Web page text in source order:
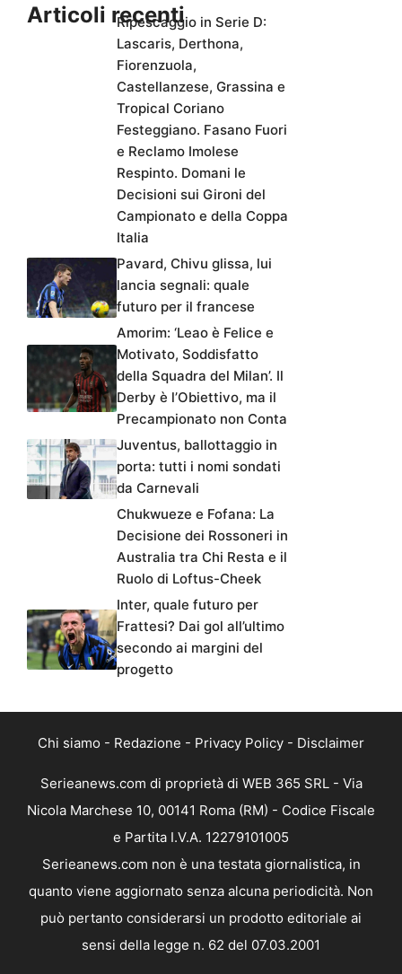
Articoli recentiRipescaggio in Serie D:
Lascaris, Derthona,
Fiorenzuola,
Castellanzese, Grassina e
Tropical Coriano
Festeggiano. Fasano Fuori
e Reclamo Imolese
Respinto. Domani le
Decisioni sui Gironi del
Campionato e della Coppa
Italia
Pavard, Chivu glissa, lui
lancia segnali: quale
futuro per il francese
Amorim: ‘Leao è Felice e
Motivato, Soddisfatto
della Squadra del Milan’. Il
Derby è l’Obiettivo, ma il
Precampionato non Conta
Juventus, ballottaggio in
porta: tutti i nomi sondati
da Carnevali
Chukwueze e Fofana: La
Decisione dei Rossoneri in
Australia tra Chi Resta e il
Ruolo di Loftus-Cheek
Inter, quale futuro per
Frattesi? Dai gol all’ultimo
secondo ai margini del
progetto
Chi siamo - Redazione - Privacy Policy - Disclaimer
Serieanews.com di proprietà di WEB 365 SRL - Via
Nicola Marchese 10, 00141 Roma (RM) - Codice Fiscale
e Partita I.V.A. 12279101005
Serieanews.com non è una testata giornalistica, in
quanto viene aggiornato senza alcuna periodicità. Non
può pertanto considerarsi un prodotto editoriale ai
sensi della legge n. 62 del 07.03.2001